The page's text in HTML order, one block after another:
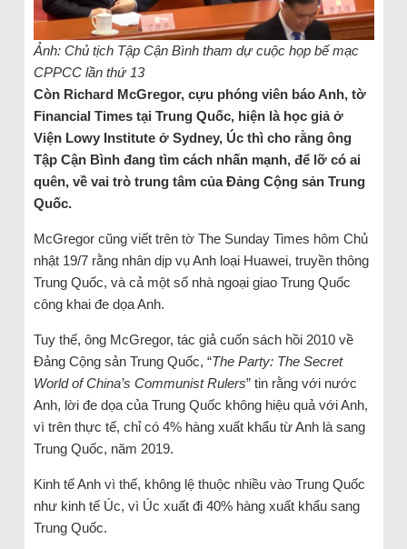
Ảnh: Chủ tịch Tập Cận Bình tham dự cuộc họp bế mạc
CPPCC lần thứ 13
Còn Richard McGregor, cựu phóng viên báo Anh, tờ
Financial Times tại Trung Quốc, hiện là học giả ở
Viện Lowy Institute ở Sydney, Úc thì cho rằng ông
Tập Cận Bình đang tìm cách nhấn mạnh, để lỡ có ai
quên, về vai trò trung tâm của Đảng Cộng sản Trung
Quốc.
McGregor cũng viết trên tờ The Sunday Times hôm Chủ
nhật 19/7 rằng nhân dịp vụ Anh loại Huawei, truyền thông
Trung Quốc, và cả một số nhà ngoại giao Trung Quốc
công khai đe dọa Anh.
Tuy thế, ông McGregor, tác giả cuốn sách hồi 2010 về
Đảng Cộng sản Trung Quốc, “The Party: The Secret
World of China’s Communist Rulers” tin rằng với nước
Anh, lời đe dọa của Trung Quốc không hiệu quả với Anh,
vì trên thực tế, chỉ có 4% hàng xuất khẩu từ Anh là sang
Trung Quốc, năm 2019.
Kinh tế Anh vì thế, không lệ thuộc nhiều vào Trung Quốc
như kinh tế Úc, vì Úc xuất đi 40% hàng xuất khẩu sang
Trung Quốc.